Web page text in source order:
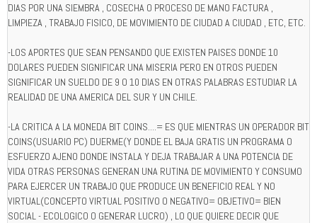
DIAS POR UNA SIEMBRA , COSECHA O PROCESO DE MANO FACTURA ,
LIMPIEZA , TRABAJO FISICO, DE MOVIMIENTO DE CIUDAD A CIUDAD , ETC, ETC.
-LOS APORTES QUE SEAN PENSANDO QUE EXISTEN PAISES DONDE 10
DOLARES PUEDEN SIGNIFICAR UNA MISERIA PERO EN OTROS PUEDEN
SIGNIFICAR UN SUELDO DE 9 O 10 DIAS EN OTRAS PALABRAS ESTUDIAR LA
REALIDAD DE UNA AMERICA DEL SUR Y UN CHILE.
-LA CRITICA A LA MONEDA BIT COINS....= ES QUE MIENTRAS UN OPERADOR BIT
COINS(USUARIO PC) DUERME(Y DONDE EL BAJA GRATIS UN PROGRAMA O
ESFUERZO AJENO DONDE INSTALA Y DEJA TRABAJAR A UNA POTENCIA DE
VIDA OTRAS PERSONAS GENERAN UNA RUTINA DE MOVIMIENTO Y CONSUMO
PARA EJERCER UN TRABAJO QUE PRODUCE UN BENEFICIO REAL Y NO
VIRTUAL(CONCEPTO VIRTUAL POSITIVO O NEGATIVO= OBJETIVO= BIEN
SOCIAL - ECOLOGICO O GENERAR LUCRO) , LO QUE QUIERE DECIR QUE